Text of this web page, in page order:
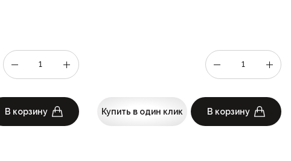
В корзину Купить в один клик В корзину